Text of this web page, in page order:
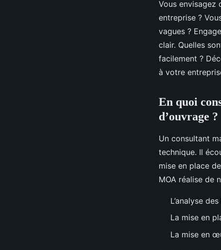
Consultant maîtrise
Vous envisagez
entreprise ?
vagues ?
clair. Quelles
facilement ?
à votre
En quoi
d’ouvrage ?
Un consultant
technique. Il
mise en place
MOA réalise de
L’analyse
La mise en
La mise en